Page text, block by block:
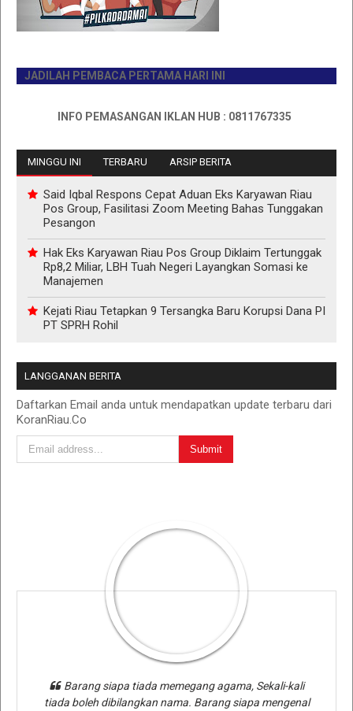
JADILAH PEMBACA PERTAMA HARI INI
INFO PEMASANGAN IKLAN HUB : 0811767335
MINGGU INI TERBARU ARSIP BERITA
Said Iqbal Respons Cepat Aduan Eks Karyawan Riau
Pos Group, Fasilitasi Zoom Meeting Bahas Tunggakan
Pesangon
Hak Eks Karyawan Riau Pos Group Diklaim Tertunggak
Rp8,2 Miliar, LBH Tuah Negeri Layangkan Somasi ke
Manajemen
Kejati Riau Tetapkan 9 Tersangka Baru Korupsi Dana PI
PT SPRH Rohil
LANGGANAN BERITA
Daftarkan Email anda untuk mendapatkan update terbaru dari
KoranRiau.Co
Barang siapa tiada memegang agama, Sekali-kali
tiada boleh dibilangkan nama. Barang siapa mengenal